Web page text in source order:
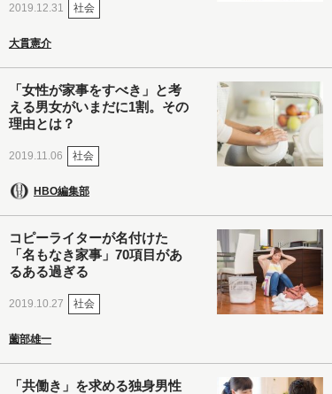
2019.12.31 社会
大貫憲介
「女性が家事をすべき」と考
える男女がいまだに1割。その
理由とは？
2019.11.06 社会
HBO編集部
コピーライターが名付けた
「名もなき家事」70項目があ
るある過ぎる
2019.10.27 社会
薗部雄一
「共働き」を求める独身男性